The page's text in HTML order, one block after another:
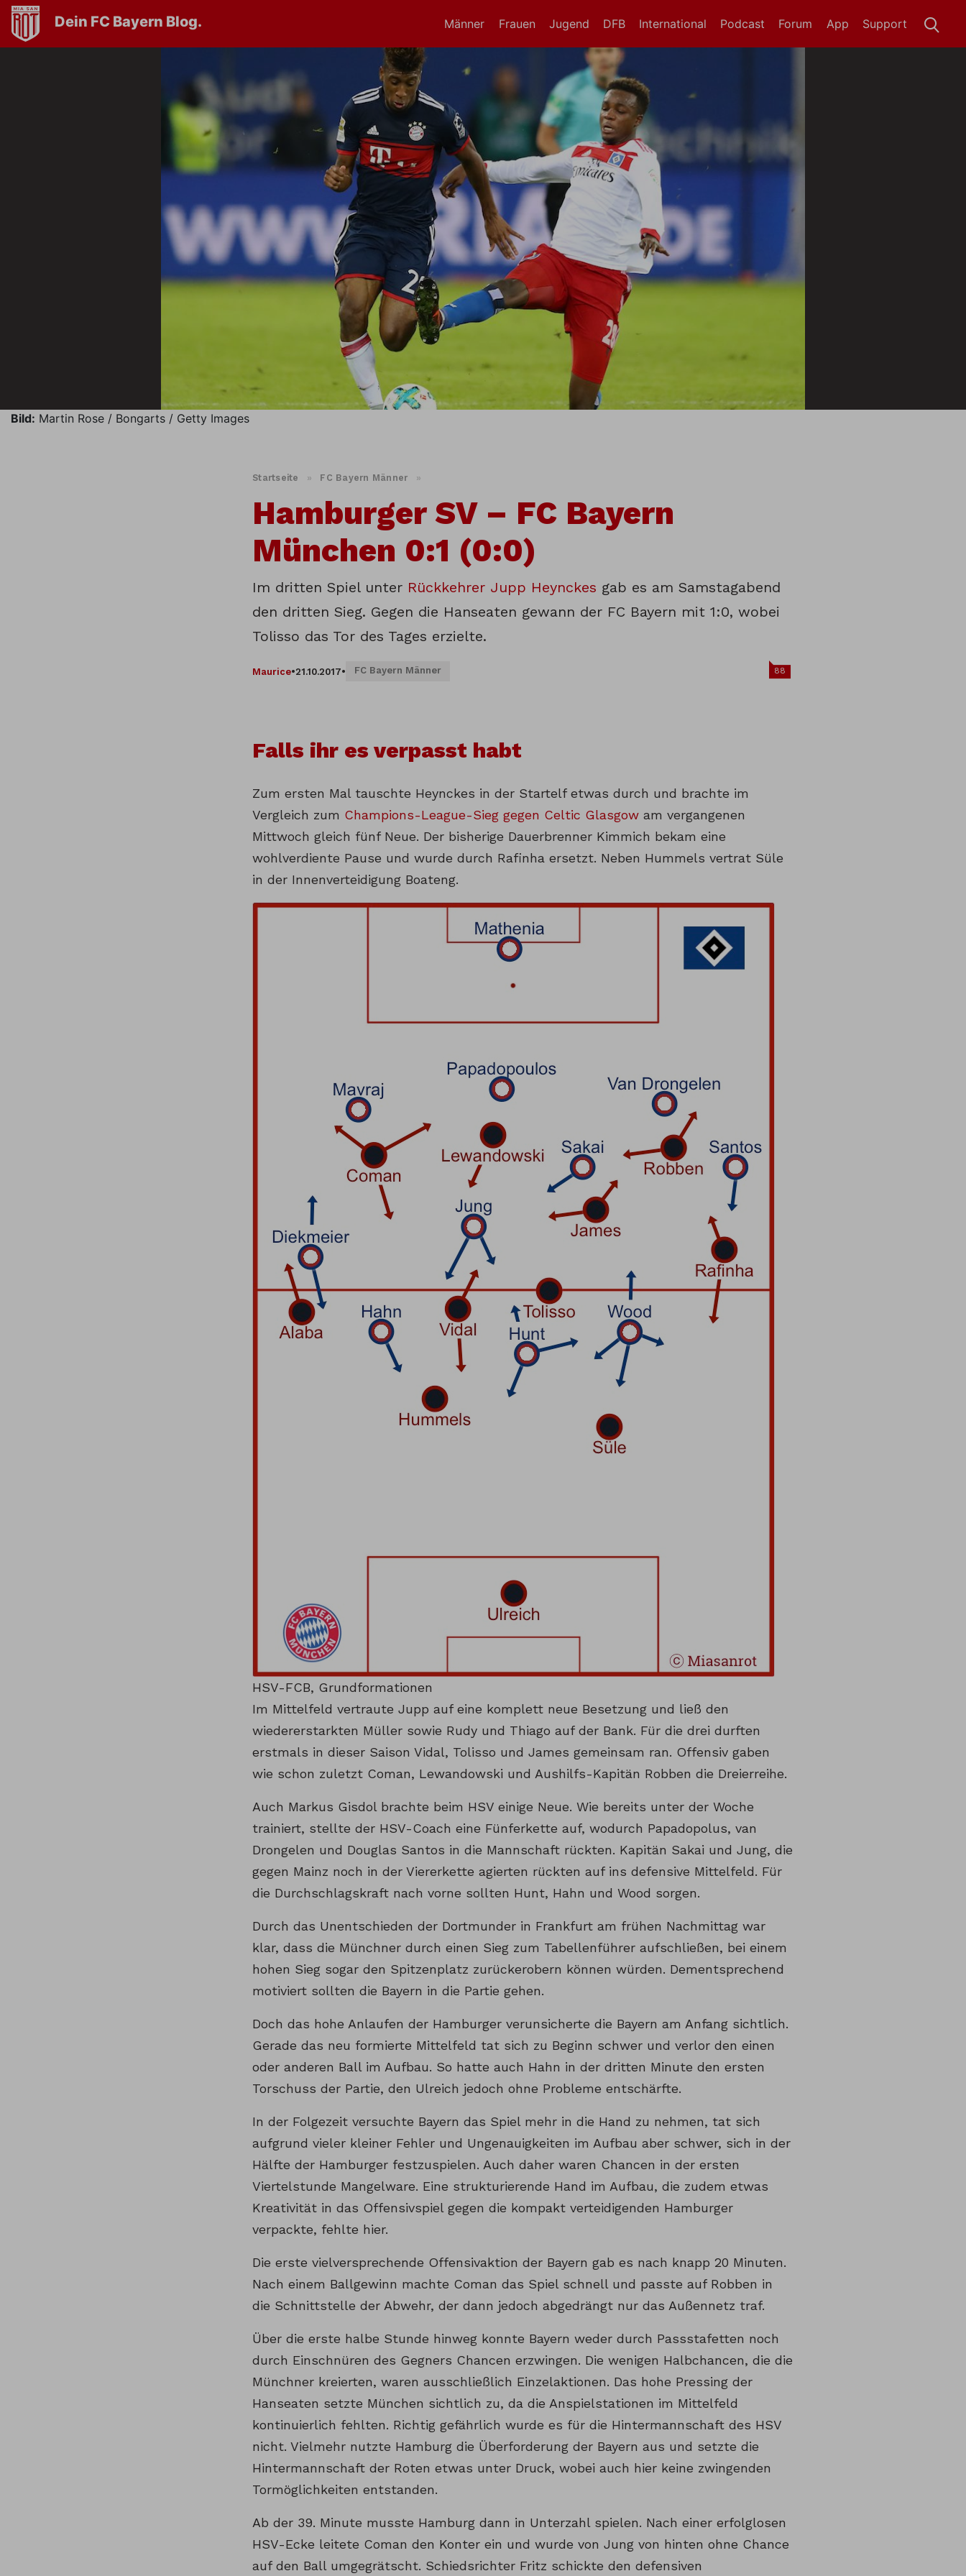
Dein FC Bayern Blog. Männer Frauen Jugend DFB International Support
App
Forum
Podcast
Bild: Martin Rose / Bongarts / Getty Images
Startseite » FC Bayern Männer »
Hamburger SV – FC Bayern
München 0:1 (0:0)
Im dritten Spiel unter Rückkehrer Jupp Heynckes gab es am Samstagabend
den dritten Sieg. Gegen die Hanseaten gewann der FC Bayern mit 1:0, wobei
Tolisso das Tor des Tages erzielte.
Maurice•21.10.2017• FC Bayern Männer 88
Falls ihr es verpasst habt
Zum ersten Mal tauschte Heynckes in der Startelf etwas durch und brachte im
Vergleich zum Champions-League-Sieg gegen Celtic Glasgow am vergangenen
Mittwoch gleich fünf Neue. Der bisherige Dauerbrenner Kimmich bekam eine
wohlverdiente Pause und wurde durch Rafinha ersetzt. Neben Hummels vertrat Süle
in der Innenverteidigung Boateng.
HSV-FCB, Grundformationen
Im Mittelfeld vertraute Jupp auf eine komplett neue Besetzung und ließ den
wiedererstarkten Müller sowie Rudy und Thiago auf der Bank. Für die drei durften
erstmals in dieser Saison Vidal, Tolisso und James gemeinsam ran. Offensiv gaben
wie schon zuletzt Coman, Lewandowski und Aushilfs-Kapitän Robben die Dreierreihe.
Auch Markus Gisdol brachte beim HSV einige Neue. Wie bereits unter der Woche
trainiert, stellte der HSV-Coach eine Fünferkette auf, wodurch Papadopolus, van
Drongelen und Douglas Santos in die Mannschaft rückten. Kapitän Sakai und Jung, die
gegen Mainz noch in der Viererkette agierten rückten auf ins defensive Mittelfeld. Für
die Durchschlagskraft nach vorne sollten Hunt, Hahn und Wood sorgen.
Durch das Unentschieden der Dortmunder in Frankfurt am frühen Nachmittag war
klar, dass die Münchner durch einen Sieg zum Tabellenführer aufschließen, bei einem
hohen Sieg sogar den Spitzenplatz zurückerobern können würden. Dementsprechend
motiviert sollten die Bayern in die Partie gehen.
Doch das hohe Anlaufen der Hamburger verunsicherte die Bayern am Anfang sichtlich.
Gerade das neu formierte Mittelfeld tat sich zu Beginn schwer und verlor den einen
oder anderen Ball im Aufbau. So hatte auch Hahn in der dritten Minute den ersten
Torschuss der Partie, den Ulreich jedoch ohne Probleme entschärfte.
In der Folgezeit versuchte Bayern das Spiel mehr in die Hand zu nehmen, tat sich
aufgrund vieler kleiner Fehler und Ungenauigkeiten im Aufbau aber schwer, sich in der
Hälfte der Hamburger festzuspielen. Auch daher waren Chancen in der ersten
Viertelstunde Mangelware. Eine strukturierende Hand im Aufbau, die zudem etwas
Kreativität in das Offensivspiel gegen die kompakt verteidigenden Hamburger
verpackte, fehlte hier.
Die erste vielversprechende Offensivaktion der Bayern gab es nach knapp 20 Minuten.
Nach einem Ballgewinn machte Coman das Spiel schnell und passte auf Robben in
die Schnittstelle der Abwehr, der dann jedoch abgedrängt nur das Außennetz traf.
Über die erste halbe Stunde hinweg konnte Bayern weder durch Passstafetten noch
durch Einschnüren des Gegners Chancen erzwingen. Die wenigen Halbchancen, die die
Münchner kreierten, waren ausschließlich Einzelaktionen. Das hohe Pressing der
Hanseaten setzte München sichtlich zu, da die Anspielstationen im Mittelfeld
kontinuierlich fehlten. Richtig gefährlich wurde es für die Hintermannschaft des HSV
nicht. Vielmehr nutzte Hamburg die Überforderung der Bayern aus und setzte die
Hintermannschaft der Roten etwas unter Druck, wobei auch hier keine zwingenden
Tormöglichkeiten entstanden.
Ab der 39. Minute musste Hamburg dann in Unterzahl spielen. Nach einer erfolglosen
HSV-Ecke leitete Coman den Konter ein und wurde von Jung von hinten ohne Chance
auf den Ball umgegrätscht. Schiedsrichter Fritz schickte den defensiven